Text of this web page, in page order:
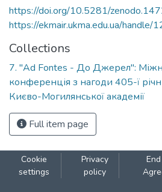
https://doi.org/10.5281/
https://ekmair.ukma.edu.ua/
Collections
7. "Ad Fontes - До Джерел":
конференція з нагоди 405-ї
Києво-Могилянської академії
Full item page
Cookie
settings
Privacy
policy